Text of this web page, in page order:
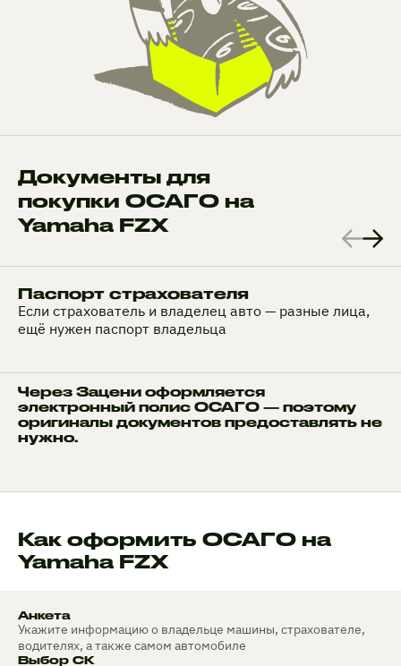
Документы для
покупки ОСАГО на
Yamaha FZX
Паспорт страхователя
Если страхователь и владелец авто — разные лица,
ещё нужен паспорт владельца
Через Зацени оформляется
электронный полис ОСАГО — поэтому
оригиналы документов предоставлять не
нужно.
Как оформить ОСАГО на
Yamaha FZX
Анкета
Укажите информацию о владельце машины, страхователе,
водителях, а также самом автомобиле
Выбор СК